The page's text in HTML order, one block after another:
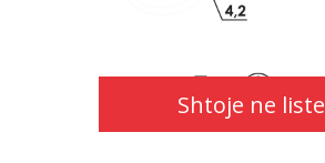
Shtoje ne liste